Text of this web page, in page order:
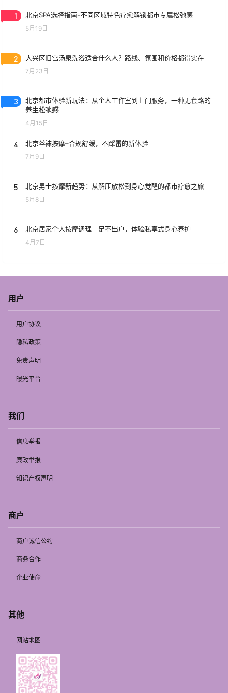
1 北京SPA选择指南-不同区域特色疗愈解锁都市专属松弛感
5月19日
2 大兴区旧宫汤泉洗浴适合什么人？路线、氛围和价格都得实在
7月23日
3
北京都市体验新玩法：从个人工作室到上门服务，一种无套路的
养生松弛感
4月15日
4 北京丝袜按摩–合规舒缓，不踩雷的新体验
7月9日
5 北京男士按摩新趋势：从解压放松到身心觉醒的都市疗愈之旅
5月8日
6 北京居家个人按摩调理｜足不出户，体验私享式身心养护
4月7日
用户
用户协议
隐私政策
免责声明
曝光平台
我们
信息举报
廉政举报
知识产权声明
商户
商户诚信公约
商务合作
企业使命
其他
网站地图